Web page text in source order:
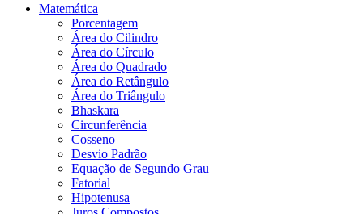
Matemática
Porcentagem
Área do Cilindro
Área do Círculo
Área do Quadrado
Área do Retângulo
Área do Triângulo
Bhaskara
Circunferência
Cosseno
Desvio Padrão
Equação de Segundo Grau
Fatorial
Hipotenusa